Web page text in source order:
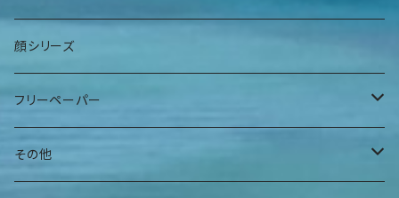
肌着
巻物
ヘアバンド
肩掛け鞄
袋物
その他
手染糸
顔シリーズ
フリーペーパー
夕焼けアパート
その他